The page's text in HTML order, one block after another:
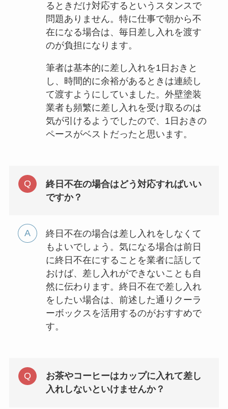
るときだけ対応するというスタンスで
問題ありません。特に仕事で朝から不
在になる場合は、毎日差し入れを渡す
のが負担になります。
筆者は基本的に差し入れを1日おきと
し、時間的に余裕があるときは連続し
て渡すようにしていました。外壁塗装
業者も頻繁に差し入れを受け取るのは
気が引けるようでしたので、1日おきの
ペースがベストだったと思います。
終日不在の場合はどう対応すればいい
ですか？
終日不在の場合は差し入れをしなくて
もよいでしょう。気になる場合は前日
に終日不在にすることを業者に話して
おけば、差し入れができないことも自
然に伝わります。終日不在で差し入れ
をしたい場合は、前述した通りクーラ
ーボックスを活用するのがおすすめで
す。
お茶やコーヒーはカップに入れて差し
入れしないといけませんか？